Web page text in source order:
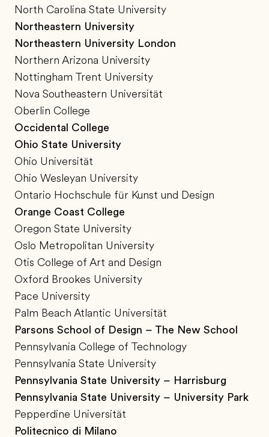
North Carolina State University
Northeastern University
Northeastern University London
Northern Arizona University
Nottingham Trent University
Nova Southeastern Universität
Oberlin College
Occidental College
Ohio State University
Ohio Universität
Ohio Wesleyan University
Ontario Hochschule für Kunst und Design
Orange Coast College
Oregon State University
Oslo Metropolitan University
Otis College of Art and Design
Oxford Brookes University
Pace University
Palm Beach Atlantic Universität
Parsons School of Design – The New School
Pennsylvania College of Technology
Pennsylvania State University
Pennsylvania State University – Harrisburg
Pennsylvania State University – University Park
Pepperdine Universität
Politecnico di Milano